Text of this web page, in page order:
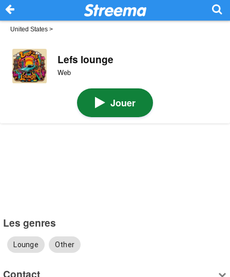
United States >
Lefs lounge
Web
Jouer
Les genres
Lounge Other
Contact